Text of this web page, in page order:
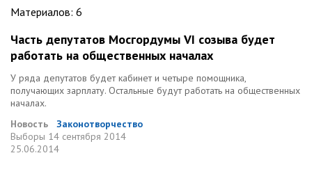
Материалов: 6
Часть депутатов Мосгордумы VI созыва будет
работать на общественных началах
У ряда депутатов будет кабинет и четыре помощника,
получающих зарплату. Остальные будут работать на общественных
началах.
Новость
Законотворчество
Выборы 14 сентября 2014
25.06.2014